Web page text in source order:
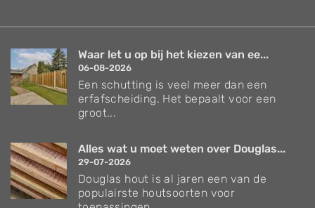
Waar let u op bij het kiezen van ee...
06-08-2026
Een schutting is veel meer dan een
erfafscheiding. Het bepaalt voor een
groot...
Alles wat u moet weten over Douglas...
29-07-2026
Douglas hout is al jaren een van de
populairste houtsoorten voor